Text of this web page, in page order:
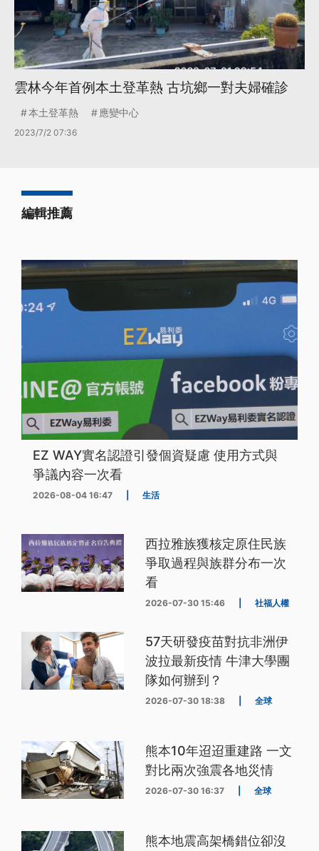
雲林今年首例本土登革熱 古坑鄉一對夫婦確診
本土登革熱 應變中心
2023/7/2 07:36
編輯推薦
EZ WAY實名認證引發個資疑慮 使用方式與
爭議內容一次看
2026-08-04 16:47 生活
西拉雅族獲核定原住民族
爭取過程與族群分布一次
看
2026-07-30 15:46 社福人權
57天研發疫苗對抗非洲伊
波拉最新疫情 牛津大學團
隊如何辦到？
2026-07-30 18:38 全球
熊本10年迢迢重建路 一文
對比兩次強震各地災情
2026-07-30 16:37 全球
熊本地震高架橋錯位卻沒